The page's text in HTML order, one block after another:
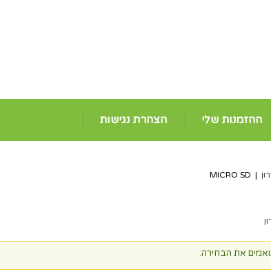
ההזמנות שלי הצהרת נגישות
|
MICRO SD
את הבחירה.